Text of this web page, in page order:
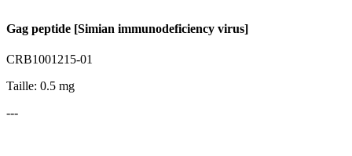
Gag peptide [Simian immunodeficiency virus]
CRB1001215-01
Taille: 0.5 mg
---